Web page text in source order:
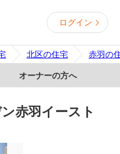
ログイン
北区の住宅 赤羽の
オーナーの方へ
赤羽イースト